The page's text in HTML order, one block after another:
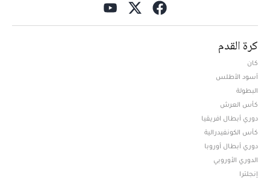
كرة القدم
كان
أسود الأطلس
البطولة
كأس العرش
دوري أبطال افريقيا
كأس الكونفيدرالية
دوري أبطال أوروبا
الدوري الأوروبي
إنجلترا